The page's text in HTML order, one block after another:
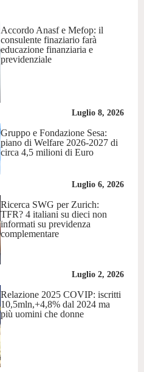
Accordo Anasf e Mefop: il
consulente finaziario farà
educazione finanziaria e
previdenziale
Luglio 8, 2026
Gruppo e Fondazione Sesa:
piano di Welfare 2026-2027 di
circa 4,5 milioni di Euro
Luglio 6, 2026
Ricerca SWG per Zurich:
TFR? 4 italiani su dieci non
informati su previdenza
complementare
Luglio 2, 2026
Relazione 2025 COVIP: iscritti
10,5mln,+4,8% dal 2024 ma
più uomini che donne